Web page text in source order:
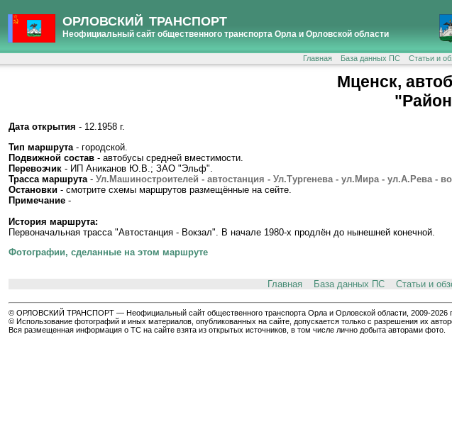
ОРЛОВСКИЙ ТРАНСПОРТ
Неофициальный сайт общественного транспорта Орла и Орловской области
Главная База данных ПС Статьи и
Мценск,
Дата открытия - 12.1958 г.
Тип маршрута - городской.
Подвижной состав - автобусы средней вместимости.
Перевозчик - ИП Аниканов Ю.В.; ЗАО "Эльф".
Трасса маршрута - Ул.Машиностроителей - автостанция - Ул.Тургенева - ул.Мира - ул.А.Рева -
Остановки - смотрите схемы маршрутов размещённые на сейте.
Примечание -
История маршрута:
Первоначальная трасса "Автостанция - Вокзал". В начале 1980-х продлён до нынешней конечной.
Фотографии, сделанные на этом маршруте
Главная База данных ПС Статьи и
© ОРЛОВСКИЙ ТРАНСПОРТ — Неофициальный сайт общественного транспорта Орла и Орловской области, 2009-2026
© Использование фотографий и иных материалов, опубликованных на сайте, допускается только с разрешения их
Вся размещенная информация о ТС на сайте взята из открытых источников, в том числе лично добыта авторами фото.